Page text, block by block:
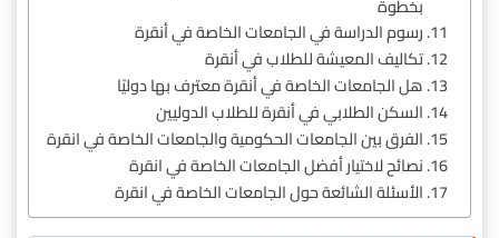
بخطوة
رسوم الدراسة في الجامعات الخاصة في أنقرة
تكاليف المعيشة للطلاب في أنقرة
هل الجامعات الخاصة في أنقرة معترف بها دوليًا
السكن الطلابي في أنقرة للطلاب الدوليين
الفرق بين الجامعات الحكومية والجامعات الخاصة في انقرة
نصائح لاختيار أفضل الجامعات الخاصة في انقرة
الأسئلة الشائعة حول الجامعات الخاصة في انقرة